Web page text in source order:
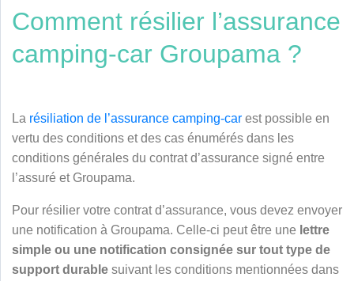
Comment résilier l’assurance
camping-car Groupama ?
La résiliation de l’assurance camping-car est possible en
vertu des conditions et des cas énumérés dans les
conditions générales du contrat d’assurance signé entre
l’assuré et Groupama.
Pour résilier votre contrat d’assurance, vous devez envoyer
une notification à Groupama. Celle-ci peut être une lettre
simple ou une notification consignée sur tout type de
support durable suivant les conditions mentionnées dans